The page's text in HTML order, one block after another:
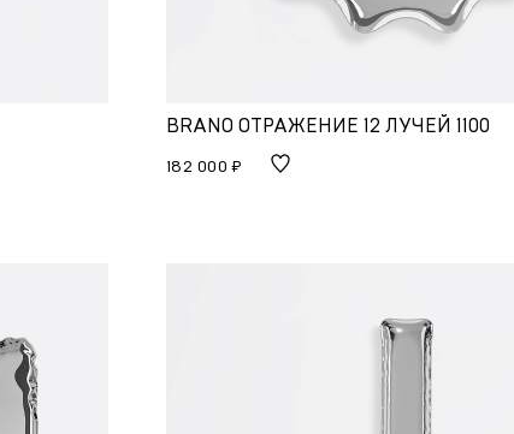
BRANO ОТРАЖЕНИЕ 12 ЛУЧЕЙ 1100
182 000 ₽